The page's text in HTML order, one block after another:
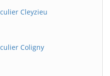
Cleyzieu
Coligny